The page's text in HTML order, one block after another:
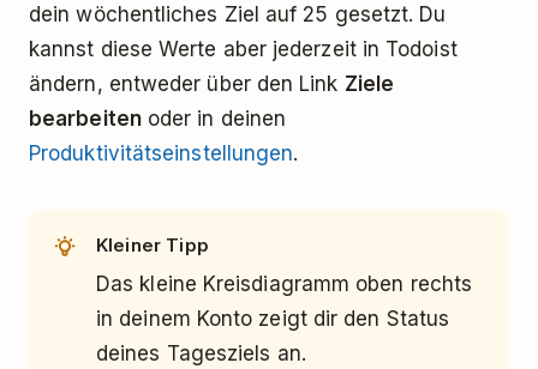
dein wöchentliches Ziel auf 25 gesetzt. Du
kannst diese Werte aber jederzeit in Todoist
ändern, entweder über den Link Ziele
bearbeitenoder in deinen
Produktivitätseinstellungen.
Kleiner Tipp
Das kleine Kreisdiagramm oben rechts
in deinem Konto zeigt dir den Status
deines Tagesziels an.